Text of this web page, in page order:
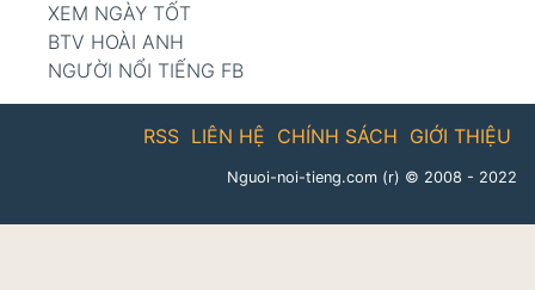
XEM NGÀY TỐT
BTV HOÀI ANH
NGƯỜI NỔI TIẾNG FB
GIỚI THIỆU
CHÍNH SÁCH
LIÊN HỆ
RSS
Nguoi-noi-tieng.com (r) © 2008 - 2022